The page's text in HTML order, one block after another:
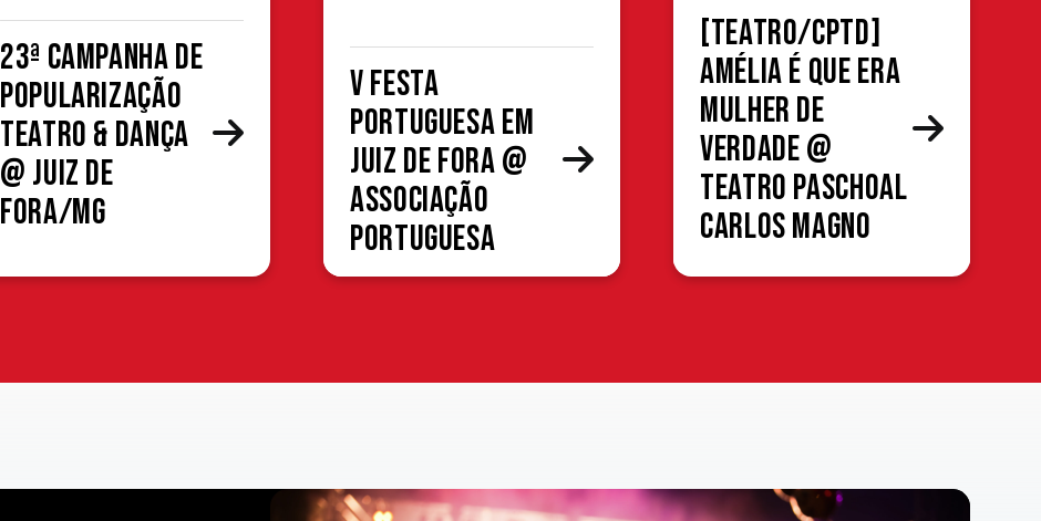
23ª Campanha de
Popularização
Teatro & Dança
@ Juiz de
Fora/MG
V Festa
Portuguesa em
Juiz de Fora @
Associação
Portuguesa
[TEATRO/CPTD]
Amélia é que era
mulher de
verdade @
Teatro Paschoal
Carlos Magno